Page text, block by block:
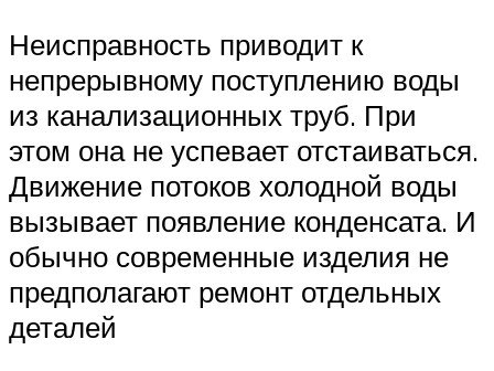
Неисправность приводит к
непрерывному поступлению воды
из канализационных труб. При
этом она не успевает отстаиваться.
Движение потоков холодной воды
вызывает появление конденсата. И
обычно современные изделия не
предполагают ремонт отдельных
деталей